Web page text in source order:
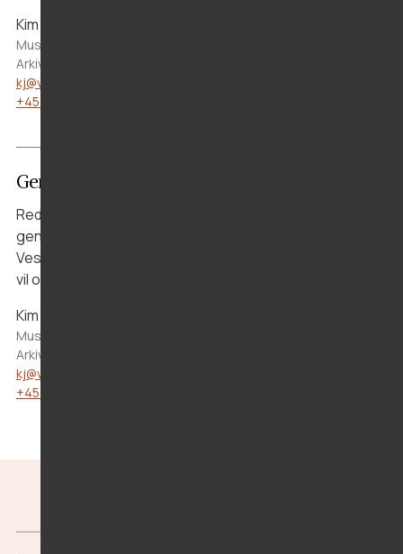
Kim Ørsted Iversen
Museumsinspektør for nyere tid, arkivleder Lokalhistorisk
Arkiv Aars
kj@vmus.dk
+45 40 63 74 21
Genstande
Redskaber, husgeråd, dragter eller andre fysiske
genstande kan fortælle vigtige historier om livet i
Vesthimmerland. Kontakt os, hvis du har noget, du gerne
vil overdrage til museet.
Kim Ørsted Iversen
Museumsinspektør for nyere tid, arkivleder Lokalhistorisk
Arkiv Aars
kj@vmus.dk
+45 40 63 74 21